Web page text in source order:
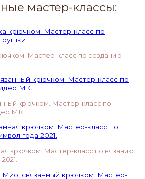
мастер-классы:
Мастер-класс по созданию
крючком. Мастер-класс по
МК.
крючком. Мастер-класс по вязанию